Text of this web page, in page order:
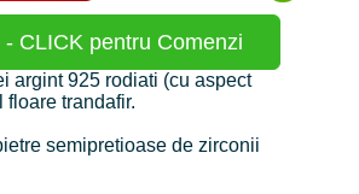
CLICK pentru Comenzi
argint 925 rodiati (cu aspect
floare trandafir.
semipretioase de zirconii